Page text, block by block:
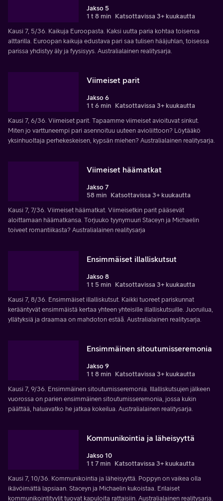
Jakso 5
1 t 8 min Katsottavissa 3+ kuukautta
Kausi 7, 5/36. Kaikuja Euroopasta. Kaksi uutta paria kohtaa toisensa
alttarilla. Euroopan kaikuja edustava pari saa tulisen hääjuhlan, toisessa
parissa yhdistyy äly ja fyysisyys. Australialainen realitysarja.
Viimeiset parit
Jakso 6
1 t 6 min Katsottavissa 3+ kuukautta
Kausi 7, 6/36. Viimeiset parit. Tapaamme viimeiset avioituvat sinkut.
Miten jo varttuneempi pari asennoituu uuteen avioliittoon? Löytääkö
yksinhuoltaja perhekeskeisen, kypsän miehen? Australialainen realitysarja.
Viimeiset häämatkat
Jakso 7
58 min Katsottavissa 3+ kuukautta
Kausi 7, 7/36. Viimeiset häämatkat. Viimeisetkin parit pääsevät
aloittamaan häämatkansa. Torjuuko tyynymuuri Staceyn ja Michaelin
toiveet romantiikasta? Australialainen realitysarja
Ensimmäiset illalliskutsut
Jakso 8
1 t 5 min Katsottavissa 3+ kuukautta
Kausi 7, 8/36. Ensimmäiset illalliskutsut. Kaikki tuoreet pariskunnat
kerääntyvät ensimmäistä kertaa yhteen yhteisille illalliskutsuille. Juoruilua,
yllätyksiä ja draamaa on mahdoton estäã. Australialainen realitysarja.
Ensimmäinen sitoutumisseremonia
Jakso 9
1 t 8 min Katsottavissa 3+ kuukautta
Kausi 7, 9/36. Ensimmäinen sitoutumisseremonia. Illalliskutsujen jälkeen
vuorossa on parien ensimmäinen sitoutumisseremonia, jossa kukin
päättää, haluavatko he jatkaa kokeilua. Australialainen realitysarja.
Kommunikointia ja läheisyyttä
Jakso 10
1 t 7 min Katsottavissa 3+ kuukautta
Kausi 7, 10/36. Kommunikointia ja läheisyyttä. Poppyn on vaikea olla
ikävöimättä lapsiaan. Staceyn ja Michaelin kukoistaa. Erilaiset
kommunikointityylit tuovat kapuloita rattaisiin. Australialainen realitysarja.